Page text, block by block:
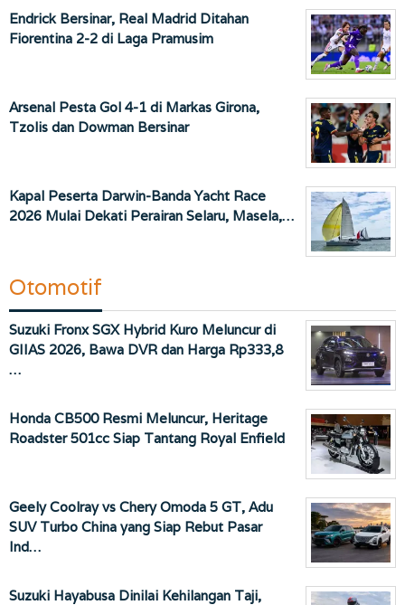
Endrick Bersinar, Real Madrid Ditahan
Fiorentina 2-2 di Laga Pramusim
Arsenal Pesta Gol 4-1 di Markas Girona,
Tzolis dan Dowman Bersinar
Kapal Peserta Darwin-Banda Yacht Race
2026 Mulai Dekati Perairan Selaru, Masela,…
Otomotif
Suzuki Fronx SGX Hybrid Kuro Meluncur di
GIIAS 2026, Bawa DVR dan Harga Rp333,8
…
Honda CB500 Resmi Meluncur, Heritage
Roadster 501cc Siap Tantang Royal Enfield
Geely Coolray vs Chery Omoda 5 GT, Adu
SUV Turbo China yang Siap Rebut Pasar
Ind…
Suzuki Hayabusa Dinilai Kehilangan Taji,